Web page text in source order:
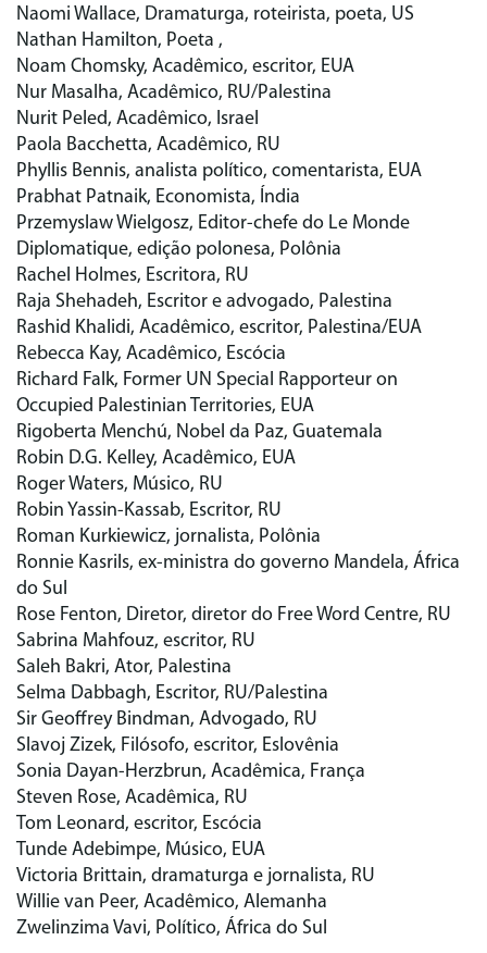
Naomi Wallace, Dramaturga, roteirista, poeta, US
Nathan Hamilton, Poeta ,
Noam Chomsky, Acadêmico, escritor, EUA
Nur Masalha, Acadêmico, RU/Palestina
Nurit Peled, Acadêmico, Israel
Paola Bacchetta, Acadêmico, RU
Phyllis Bennis, analista político, comentarista, EUA
Prabhat Patnaik, Economista, Índia
Przemyslaw Wielgosz, Editor-chefe do Le Monde
Diplomatique, edição polonesa, Polônia
Rachel Holmes, Escritora, RU
Raja Shehadeh, Escritor e advogado, Palestina
Rashid Khalidi, Acadêmico, escritor, Palestina/EUA
Rebecca Kay, Acadêmico, Escócia
Richard Falk, Former UN Special Rapporteur on
Occupied Palestinian Territories, EUA
Rigoberta Menchú, Nobel da Paz, Guatemala
Robin D.G. Kelley, Acadêmico, EUA
Roger Waters, Músico, RU
Robin Yassin-Kassab, Escritor, RU
Roman Kurkiewicz, jornalista, Polônia
Ronnie Kasrils, ex-ministra do governo Mandela, África
do Sul
Rose Fenton, Diretor, diretor do Free Word Centre, RU
Sabrina Mahfouz, escritor, RU
Saleh Bakri, Ator, Palestina
Selma Dabbagh, Escritor, RU/Palestina
Sir Geoffrey Bindman, Advogado, RU
Slavoj Zizek, Filósofo, escritor, Eslovênia
Sonia Dayan-Herzbrun, Acadêmica, França
Steven Rose, Acadêmica, RU
Tom Leonard, escritor, Escócia
Tunde Adebimpe, Músico, EUA
Victoria Brittain, dramaturga e jornalista, RU
Willie van Peer, Acadêmico, Alemanha
Zwelinzima Vavi, Político, África do Sul